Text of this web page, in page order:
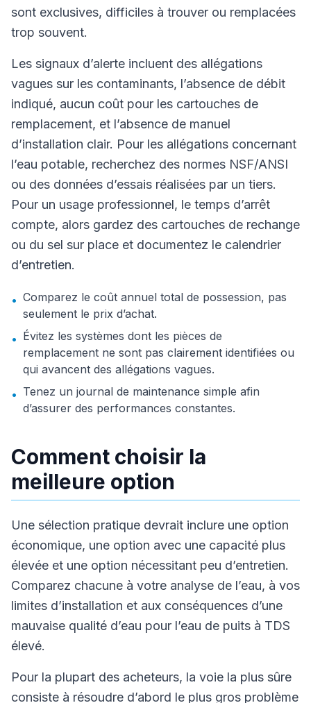
sont exclusives, difficiles à trouver ou remplacées
trop souvent.
Les signaux d’alerte incluent des allégations
vagues sur les contaminants, l’absence de débit
indiqué, aucun coût pour les cartouches de
remplacement, et l’absence de manuel
d’installation clair. Pour les allégations concernant
l’eau potable, recherchez des normes NSF/ANSI
ou des données d’essais réalisées par un tiers.
Pour un usage professionnel, le temps d’arrêt
compte, alors gardez des cartouches de rechange
ou du sel sur place et documentez le calendrier
d’entretien.
• Comparez le coût annuel total de possession, pas
seulement le prix d’achat.
• Évitez les systèmes dont les pièces de
remplacement ne sont pas clairement identifiées ou
qui avancent des allégations vagues.
• Tenez un journal de maintenance simple afin
d’assurer des performances constantes.
Comment choisir la
meilleure option
Une sélection pratique devrait inclure une option
économique, une option avec une capacité plus
élevée et une option nécessitant peu d’entretien.
Comparez chacune à votre analyse de l’eau, à vos
limites d’installation et aux conséquences d’une
mauvaise qualité d’eau pour l’eau de puits à TDS
élevé.
Pour la plupart des acheteurs, la voie la plus sûre
consiste à résoudre d’abord le plus gros problème